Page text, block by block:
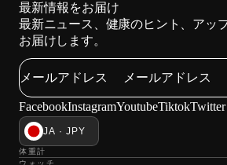
最新情報をお届け
最新ニュース、健康のヒント、アッ
お届けします。
メールアドレス
FacebookInstagramYoutubeTiktokTwitter
JA · JPY
体重計
ウォッチ